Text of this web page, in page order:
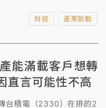
準，以人員安全為第一
財經 產業脈動
能滿載客戶想轉
言可能性不高
台積電（2330）在排的2